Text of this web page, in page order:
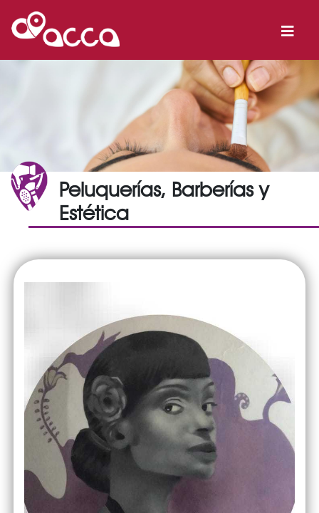
Peluquerías, Barberías y
Estética